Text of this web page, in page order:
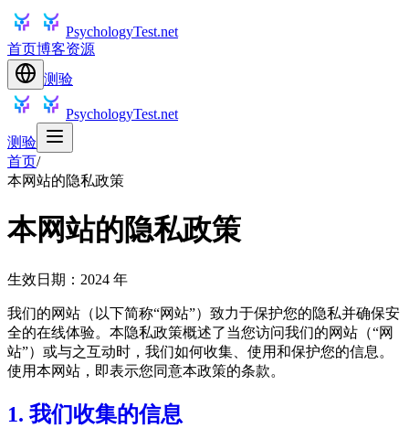
PsychologyTest.net
首页博客资源
测验
PsychologyTest.net
测验
首页/
本网站的隐私政策
本网站的隐私政策
生效日期：2024 年
我们的网站（以下简称“网站”）致力于保护您的隐私并确保安
全的在线体验。本隐私政策概述了当您访问我们的网站（“网
站”）或与之互动时，我们如何收集、使用和保护您的信息。
使用本网站，即表示您同意本政策的条款。
1. 我们收集的信息